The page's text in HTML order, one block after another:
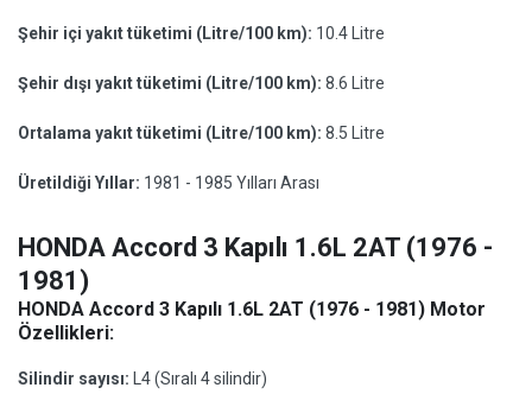
Şehir içi yakıt tüketimi (Litre/100 km): 10.4 Litre
Şehir dışı yakıt tüketimi (Litre/100 km): 8.6 Litre
Ortalama yakıt tüketimi (Litre/100 km): 8.5 Litre
Üretildiği Yıllar: 1981 - 1985 Yılları Arası
HONDA Accord 3 Kapılı 1.6L 2AT (1976 -
1981)
HONDA Accord 3 Kapılı 1.6L 2AT (1976 - 1981) Motor
Özellikleri:
Silindir sayısı: L4 (Sıralı 4 silindir)